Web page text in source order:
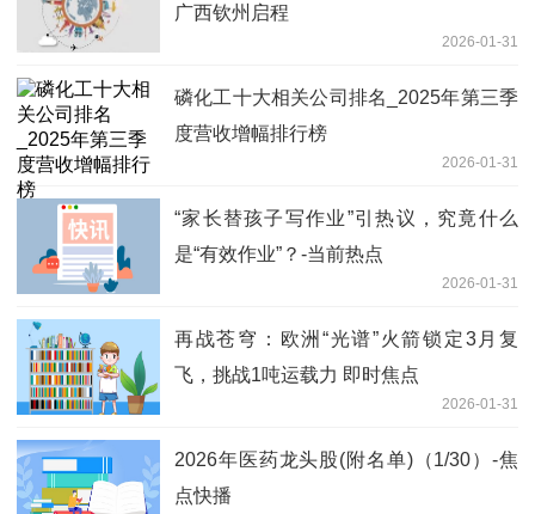
广西钦州启程
2026-01-31
磷化工十大相关公司排名_2025年第三季
度营收增幅排行榜
2026-01-31
“家长替孩子写作业”引热议，究竟什么
是“有效作业”？-当前热点
2026-01-31
再战苍穹：欧洲“光谱”火箭锁定3月复
飞，挑战1吨运载力 即时焦点
2026-01-31
2026年医药龙头股(附名单)（1/30）-焦
点快播